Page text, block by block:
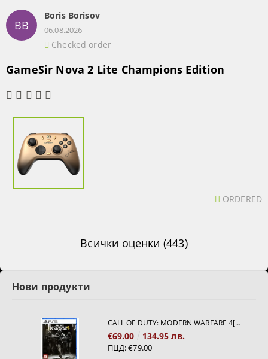
BB
Boris Borisov
06.08.2026
Checked order
GameSir Nova 2 Lite Champions Edition
ORDERED
Всички оценки (443)
Нови продукти
CALL OF DUTY: MODERN WARFARE 4[PS5]
€69.00 134.95 лв.
ПЦД:€79.00